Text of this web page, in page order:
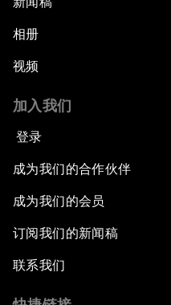
相册
视频
加入我们
登录
成为我们的合作伙伴
成为我们的会员
订阅我们的新闻稿
联系我们